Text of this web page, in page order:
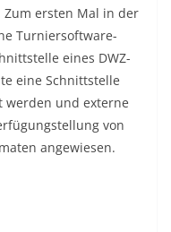
Zum ersten Mal in der
Turniersoftware-
eines DWZ-
eine Schnittstelle
werden und externe
von
angewiesen.